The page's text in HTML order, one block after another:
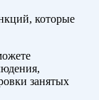
которые
занятых